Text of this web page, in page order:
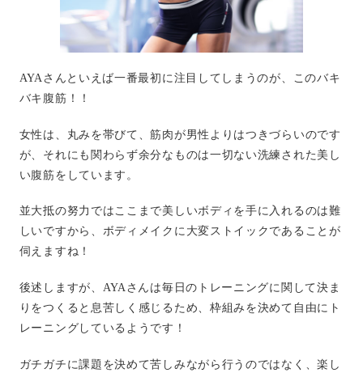
AYAさんといえば一番最初に注目してしまうのが、このバキ
バキ腹筋！！
女性は、丸みを帯びて、筋肉が男性よりはつきづらいのです
が、それにも関わらず余分なものは一切ない洗練された美し
い腹筋をしています。
並大抵の努力ではここまで美しいボディを手に入れるのは難
しいですから、ボディメイクに大変ストイックであることが
伺えますね！
後述しますが、AYAさんは毎日のトレーニングに関して決ま
りをつくると息苦しく感じるため、枠組みを決めて自由にト
レーニングしているようです！
ガチガチに課題を決めて苦しみながら行うのではなく、楽し